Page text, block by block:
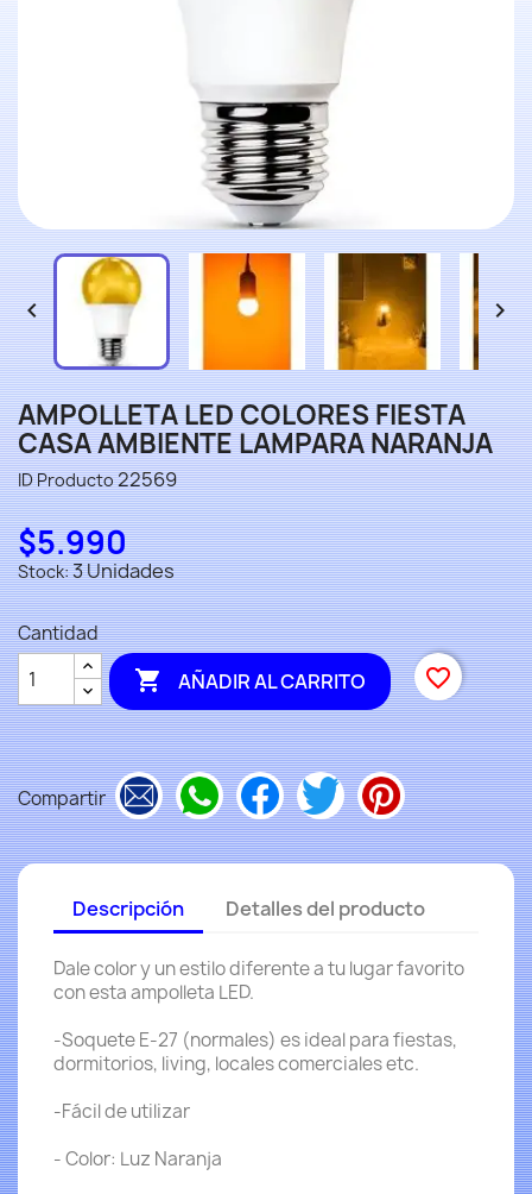
 
AMPOLLETA LED COLORES FIESTA
CASA AMBIENTE LAMPARA NARANJA
ID Producto22569
$5.990
Stock:3 Unidades
Cantidad
 AÑADIR AL CARRITO favorite_border
Compartir
Descripción Detalles del producto
Dale color y un estilo diferente a tu lugar favorito
con esta ampolleta LED.
-Soquete E-27 (normales) es ideal para fiestas,
dormitorios, living, locales comerciales etc.
-Fácil de utilizar
- Color: Luz Naranja